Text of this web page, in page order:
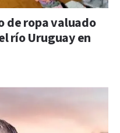
de ropa valuado
río Uruguay en